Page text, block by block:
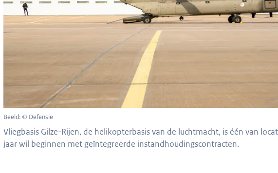
Beeld: © Defensie
Vliegbasis Gilze-Rijen, de helikopterbasis van de luchtmacht, is één van
jaar wil beginnen met geïntegreerde instandhoudingscontracten.